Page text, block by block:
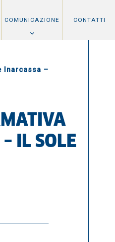
COMUNICAZIONE CONTATTI
Inarcassa –
IL SOLE